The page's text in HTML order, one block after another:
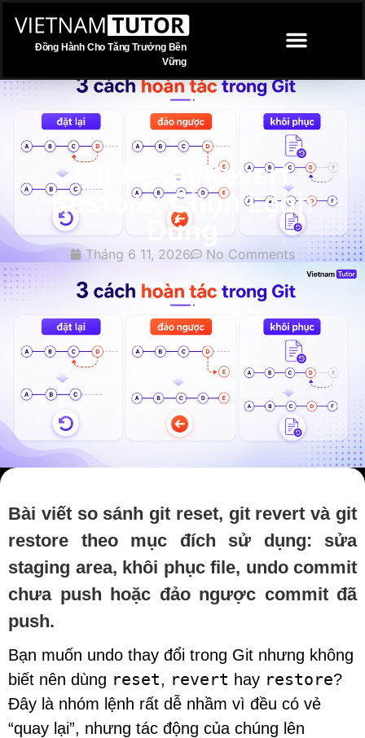
Đồng Hành Cho Tăng Trưởng Bền
Vững
Git Reset Revert
Restore: Chọn Lệnh
Đúng
Tháng 6 11, 2026 No Comments
Bài viết so sánh git reset, git revert và git
restore theo mục đích sử dụng: sửa
staging area, khôi phục file, undo commit
chưa push hoặc đảo ngược commit đã
push.
Bạn muốn undo thay đổi trong Git nhưng không
biết nên dùng reset, revert hay restore?
Đây là nhóm lệnh rất dễ nhầm vì đều có vẻ
“quay lại”, nhưng tác động của chúng lên